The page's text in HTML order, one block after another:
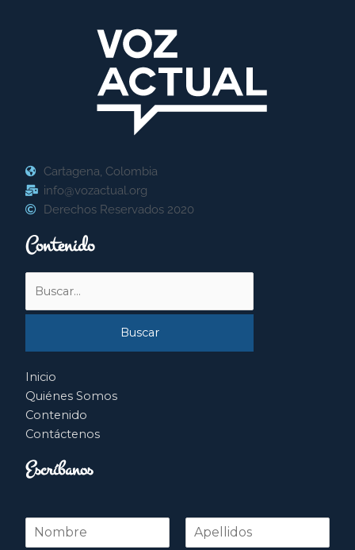
Cartagena, Colombia
info@vozactual.org
Derechos Reservados 2020
Contenido
por:
Inicio
Quiénes Somos
Contenido
Contáctenos
Escríbanos
N